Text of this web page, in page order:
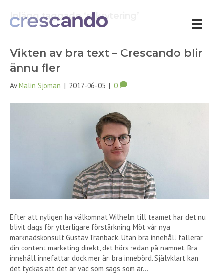
Inlägg taggade ‘rekrytering’
Vikten av bra text – Crescando blir
ännu fler
AvMalin Sjöman | 2017-06-05 | 0
Efter att nyligen ha välkomnat Wilhelm till teamet har det nu
blivit dags för ytterligare förstärkning. Möt vår nya
marknadskonsult Gustav Tranback. Utan bra innehåll fallerar
din content marketing direkt, det hörs redan på namnet. Bra
innehåll innefattar dock mer än bra innebörd. Självklart kan
det tyckas att det är vad som sägs som är…